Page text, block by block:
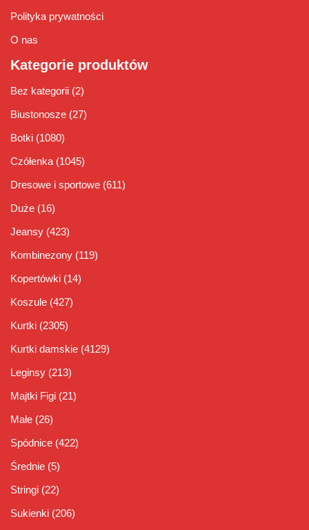
Polityka prywatności
O nas
Kategorie produktów
Bez kategorii (2)
Biustonosze (27)
Botki (1080)
Czółenka (1045)
Dresowe i sportowe (611)
Duże (16)
Jeansy (423)
Kombinezony (119)
Kopertówki (14)
Koszule (427)
Kurtki (2305)
Kurtki damskie (4129)
Leginsy (213)
Majtki Figi (21)
Małe (26)
Spódnice (422)
Średnie (5)
Stringi (22)
Sukienki (206)